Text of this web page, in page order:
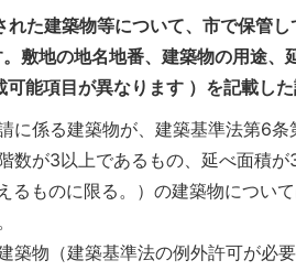
れた建築物等について、市で保管
敷地の地名地番、建築物の用途、
可能項目が異なります ）を記載し
に係る建築物が、建築基準法第6条
数が3以上であるもの、延べ面積
るものに限る。）の建築物につい
築物（建築基準法の例外許可が必